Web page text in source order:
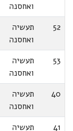
ואחסנה
52
תעשיה
ואחסנה
53
תעשיה
ואחסנה
40
תעשיה
ואחסנה
41
תעשיה